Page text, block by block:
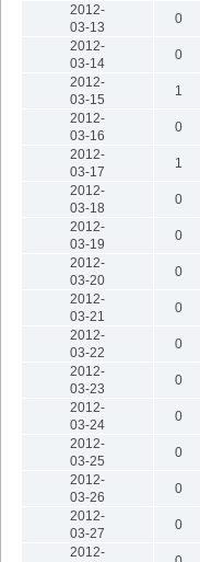
2012-
03-13
0
2012-
03-14
0
2012-
03-15
1
2012-
03-16
0
2012-
03-17
1
2012-
03-18
0
2012-
03-19
0
2012-
03-20
0
2012-
03-21
0
2012-
03-22
0
2012-
03-23
0
2012-
03-24
0
2012-
03-25
0
2012-
03-26
0
2012-
03-27
0
2012-